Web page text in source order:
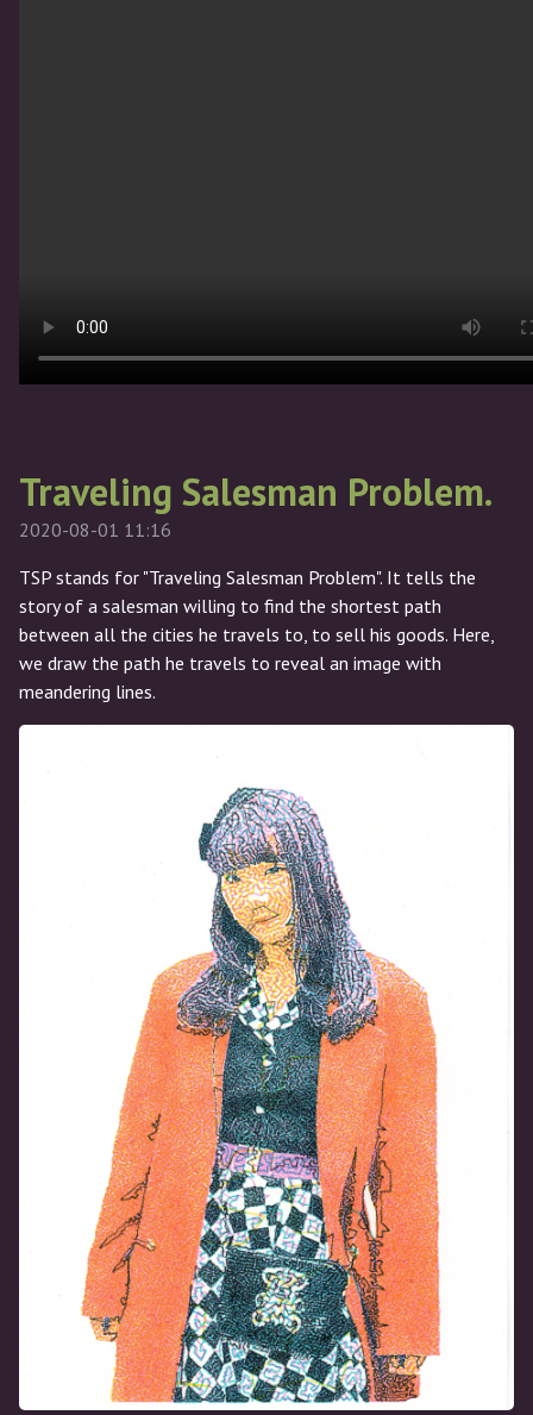
Traveling Salesman Problem.
2020-08-01 11:16
TSP stands for "Traveling Salesman Problem". It tells the
story of a salesman willing to find the shortest path
between all the cities he travels to, to sell his goods. Here,
we draw the path he travels to reveal an image with
meandering lines.